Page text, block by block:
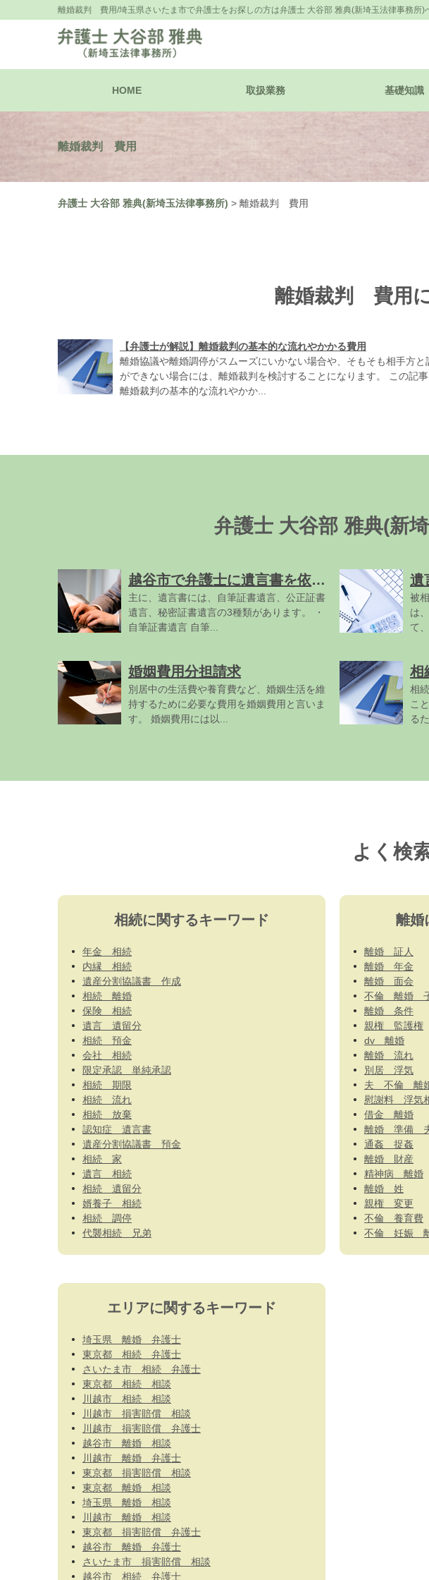
離婚裁判 費用/埼玉県さいたま市で弁護士をお探しの方は弁護士 大谷部 雅典(新埼玉法律事務所)
HOME 取扱業務 基礎知識
離婚裁判 費用
弁護士 大谷部 雅典(新埼玉法律事務所) > 離婚裁判 費用
離婚裁判 費用
【弁護士が解説】離婚裁判の基本的な流れやかかる費用
離婚協議や離婚調停がスムーズにいかない場合や、そもそも相手方と
ができない場合には、離婚裁判を検討することになります。 この記事
離婚裁判の基本的な流れやかか...
弁護士 大谷部 雅典(新
越谷市で弁護士に遺言書を依頼したいと考えている方
主に、遺言書には、自筆証書遺言、公正証書
遺言、秘密証書遺言の3種類があります。 ・
自筆証書遺言 自筆...
遺
被
は
て
婚姻費用分担請求
別居中の生活費や養育費など、婚姻生活を維
持するために必要な費用を婚姻費用と言いま
す。 婚姻費用には以...
相
相
こ
る
よく検
相続に関するキーワード
年金 相続
内縁 相続
遺産分割協議書 作成
相続 離婚
保険 相続
遺言 遺留分
相続 預金
会社 相続
限定承認 単純承認
相続 期限
相続 流れ
相続 放棄
認知症 遺言書
遺産分割協議書 預金
相続 家
遺言 相続
相続 遺留分
婿養子 相続
相続 調停
代襲相続 兄弟
離婚
離婚 証人
離婚 年金
離婚 面会
不倫 離婚
離婚 条件
親権 監護権
dv 離婚
離婚 流れ
別居 浮気
夫 不倫 離
慰謝料 浮気
借金 離婚
離婚 準備
通姦 捉姦
離婚 財産
精神病 離婚
離婚 姓
親権 変更
不倫 養育費
不倫 妊娠
エリアに関するキーワード
埼玉県 離婚 弁護士
東京都 相続 弁護士
さいたま市 相続 弁護士
東京都 相続 相談
川越市 相続 相談
川越市 損害賠償 相談
川越市 損害賠償 弁護士
越谷市 離婚 相談
川越市 離婚 弁護士
東京都 損害賠償 相談
東京都 離婚 相談
埼玉県 離婚 相談
川越市 離婚 相談
東京都 損害賠償 弁護士
越谷市 離婚 弁護士
さいたま市 損害賠償 相談
越谷市 相続 弁護士